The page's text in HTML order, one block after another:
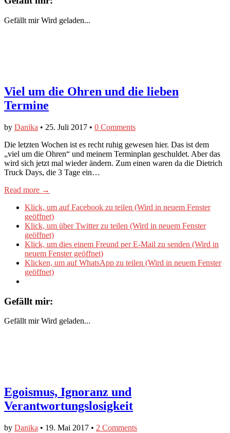
Gefällt mir Wird geladen...
Viel um die Ohren und die lieben
Termine
by Danika • 25. Juli 2017 • 0 Comments
Die letzten Wochen ist es recht ruhig gewesen hier. Das ist dem
„viel um die Ohren“ und meinem Terminplan geschuldet. Aber das
wird sich jetzt mal wieder ändern. Zum einen waren da die Dietrich
Truck Days, die 3 Tage ein…
Read more →
Klick, um auf Facebook zu teilen (Wird in neuem Fenster
geöffnet)
Klick, um über Twitter zu teilen (Wird in neuem Fenster
geöffnet)
Klick, um dies einem Freund per E-Mail zu senden (Wird in
neuem Fenster geöffnet)
Klicken, um auf WhatsApp zu teilen (Wird in neuem Fenster
geöffnet)
Gefällt mir:
Gefällt mir Wird geladen...
Egoismus, Ignoranz und
Verantwortungslosigkeit
by Danika • 19. Mai 2017 • 2 Comments